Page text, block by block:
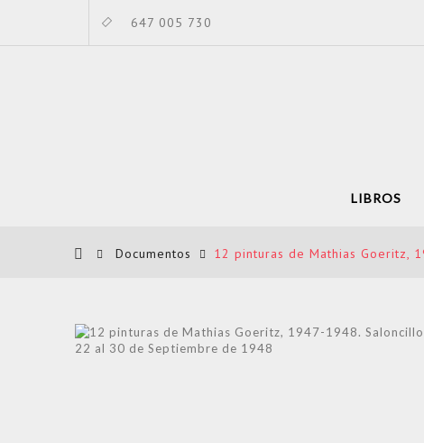
647 005 730
LIBROS
Documentos 12 pinturas de Mathias Goeritz,